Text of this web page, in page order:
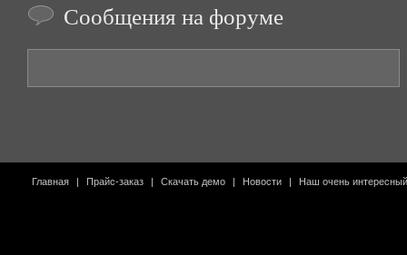
Сообщения на форуме
Главная | Прайс-заказ | Скачать демо | Новости | Наш очень